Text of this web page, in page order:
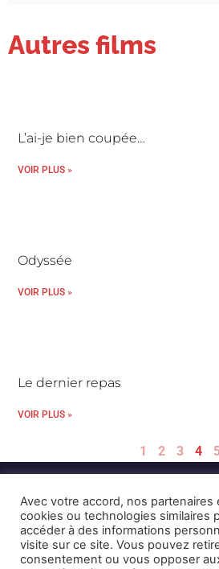
Autres films
L’ai-je bien coupée…
VOIR PLUS »
Odyssée
VOIR PLUS »
Le dernier repas
VOIR PLUS »
1 2 3 4
Mentions Légales et CGU
Avec votre accord, nos
cookies ou technologies similaires
accéder à des informations
visite sur ce site. Vous pouvez
consentement ou vous opposer